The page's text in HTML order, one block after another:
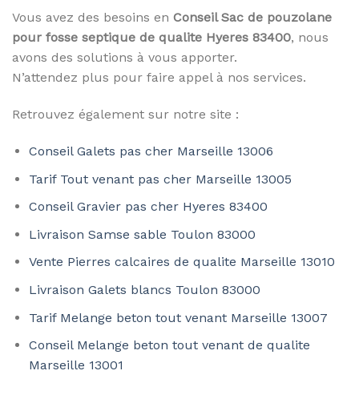
Vous avez des besoins en Conseil Sac de pouzolane
pour fosse septique de qualite Hyeres 83400, nous
avons des solutions à vous apporter.
N’attendez plus pour faire appel à nos services.
Retrouvez également sur notre site :
Conseil Galets pas cher Marseille 13006
Tarif Tout venant pas cher Marseille 13005
Conseil Gravier pas cher Hyeres 83400
Livraison Samse sable Toulon 83000
Vente Pierres calcaires de qualite Marseille 13010
Livraison Galets blancs Toulon 83000
Tarif Melange beton tout venant Marseille 13007
Conseil Melange beton tout venant de qualite
Marseille 13001